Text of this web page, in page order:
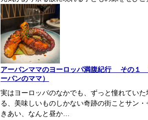
アーバンママのヨーロッパ満腹紀行 その１
ーバンのママ）
実はヨーロッパのなかでも、ずっと憧れてい
る、美味しいものしかない奇跡の街ことサン
きあい、なんと昼か…